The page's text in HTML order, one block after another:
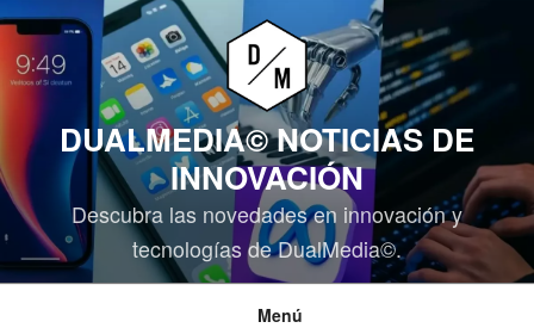
Saltar
contenido
DUALMEDIA© NOTICIAS DE
INNOVACIÓN
Descubra las novedades en innovación y
tecnologías de DualMedia©.
Menú